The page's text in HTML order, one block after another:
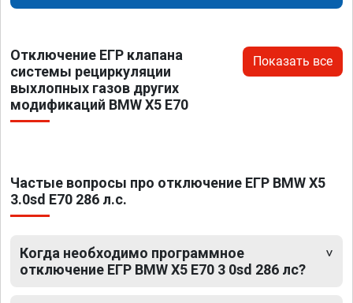
Отключение ЕГР клапана
системы рециркуляции
выхлопных газов других
модификаций BMW X5 E70
Показать все
Частые вопросы про отключение ЕГР BMW X5
3.0sd E70 286 л.с.
Когда необходимо программное
отключение ЕГР BMW X5 E70 3 0sd 286 лс?